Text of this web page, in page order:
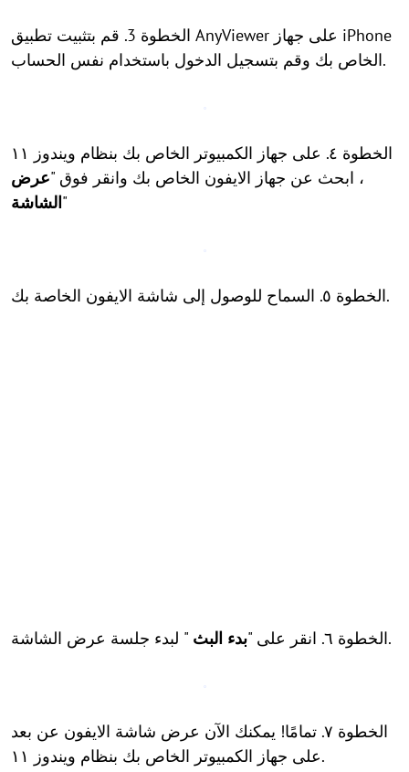
الخطوة 3. قم بتثبيت تطبيق AnyViewer على جهاز iPhone
الخاص بك وقم بتسجيل الدخول باستخدام نفس الحساب.
الخطوة ٤. على جهاز الكمبيوتر الخاص بك بنظام ويندوز ١١
، ابحث عن جهاز الايفون الخاص بك وانقر فوق "عرض
الشاشة"
الخطوة ٥. السماح للوصول إلى شاشة الايفون الخاصة بك.
الخطوة ٦. انقر على " بدء البث " لبدء جلسة عرض الشاشة.
الخطوة ٧. تمامًا! يمكنك الآن عرض شاشة الايفون عن بعد
على جهاز الكمبيوتر الخاص بك بنظام ويندوز ١١.